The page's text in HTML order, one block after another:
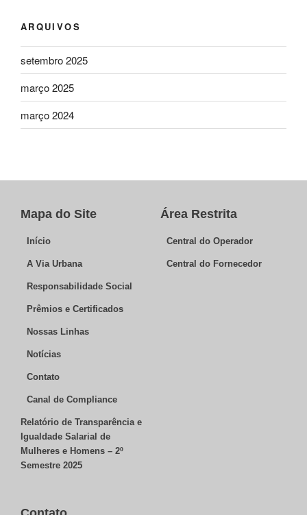
ARQUIVOS
setembro 2025
março 2025
março 2024
Mapa do Site
Início
A Via Urbana
Responsabilidade Social
Prêmios e Certificados
Nossas Linhas
Notícias
Contato
Canal de Compliance
Relatório de Transparência e
Igualdade Salarial de
Mulheres e Homens – 2º
Semestre 2025
Área Restrita
Central do Operador
Central do Fornecedor